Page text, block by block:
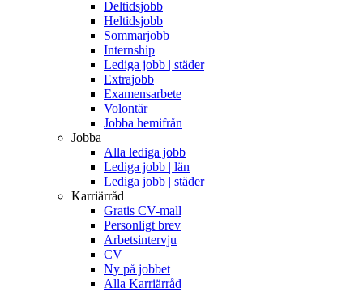
Deltidsjobb
Heltidsjobb
Sommarjobb
Internship
Lediga jobb | städer
Extrajobb
Examensarbete
Volontär
Jobba hemifrån
Jobba
Alla lediga jobb
Lediga jobb | län
Lediga jobb | städer
Karriärråd
Gratis CV-mall
Personligt brev
Arbetsintervju
CV
Ny på jobbet
Alla Karriärråd